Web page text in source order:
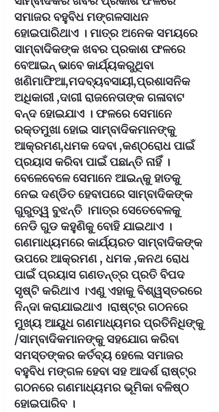
ସମାଜର ବହୁବିଧ ମଙ୍ଗଳସାଧନ
ହୋଇପାରିଥାଏ । ମାତ୍ର ଅନେକ ସମୟରେ
ସାମ୍ବାଦିକଙ୍କ ଖବର ପ୍ରକାଶ ଫଳରେ
ବେଆଇନ୍ ଭାବେ କାର୍ଯ୍ୟକରୁଥିବା
ଖଣିମାଫିଆ,ମଦବ୍ୟବସାୟୀ,ପ୍ରଶାସନିକ
ଅଧିକାରୀ ,ଦାଗୀ ରାଜନେତାଙ୍କ ଗଳାବାଟ
ବନ୍ଦ ହୋଇଯାଏ । ଫଳରେ ସେମାନେ
ରକ୍ତମୁଖା ହୋଇ ସାମ୍ବାଦିକମାନଙ୍କୁ
ଆକ୍ରମଣ,ଧମକ ଦେବା ,କଣ୍ଠରୋଧ ପାଇଁ
ପ୍ରୟାସ କରିବା ପାଇଁ ପଛାନ୍ତି ନାହିଁ ।
ବେଳେବେଳେ ସେମାନେ ଆଇନ୍କୁ ହାତକୁ
ନେଇ ଦଣ୍ଡିତ ହେବାପରେ ସାମ୍ବାଦିକଙ୍କ
ଗୁରୁତ୍ୱ ବୁଝନ୍ତି ।ମାତ୍ର ସେତେବେଳକୁ
ନେଡି ଗୁଡ କହୁଣିକୁ ବୋହି ଯାଇଥାଏ ।
ଗଣମାଧ୍ୟମରେ କାର୍ଯ୍ୟରତ ସାମ୍ବାଦିକଙ୍କ
ଉପରେ ଆକ୍ରମଣ , ଧମକ ,କନଥ ରୋଧ
ପାଇଁ ପ୍ରୟାସ ଗଣତନ୍ତ୍ର ପ୍ରତି ବିପଦ
ସୃଷ୍ଟି କରିଥାଏ ।ଏଣୁ ଏହାକୁ ବିଶ୍ୱସ୍ତରରେ
ନିନ୍ଦା କରାଯାଇଥାଏ ।ରାଷ୍ଟ୍ର ଗଠନରେ
ମୁଖ୍ୟ ଆୟୁଧ ଗଣମାଧ୍ୟମର ପ୍ରତିନିଧିଙ୍କୁ
/ସାମ୍ବାଦିକମାନଙ୍କୁ ସହଯୋଗ କରିବା
ସମସ୍ତଙ୍କର କର୍ତବ୍ୟ ହେଲେ ସମାଜର
ବହୁବିଧ ମଙ୍ଗଳ ହେବା ସହ ଆଦର୍ଶ ରାଷ୍ଟ୍ର
ଗଠନରେ ଗଣମାଧ୍ୟମର ଭୂମିକା ବଳିଷ୍ଠ
ହୋଇପାରିବ ।